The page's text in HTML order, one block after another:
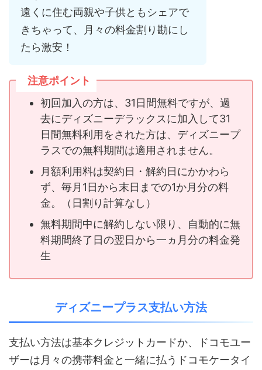
遠くに住む両親や子供ともシェアで
きちゃって、月々の料金割り勘にし
たら激安！
注意ポイント
初回加入の方は、31日間無料ですが、過
去にディズニーデラックスに加入して31
日間無料利用をされた方は、ディズニープ
ラスでの無料期間は適用されません。
月額利用料は契約日・解約日にかかわら
ず、毎月1日から末日までの1か月分の料
金。（日割り計算なし）
無料期間中に解約しない限り、自動的に無
料期間終了日の翌日から一ヵ月分の料金発
生
ディズニープラス支払い方法
支払い方法は基本クレジットカードか、ドコモユー
ザーは月々の携帯料金と一緒に払うドコモケータイ